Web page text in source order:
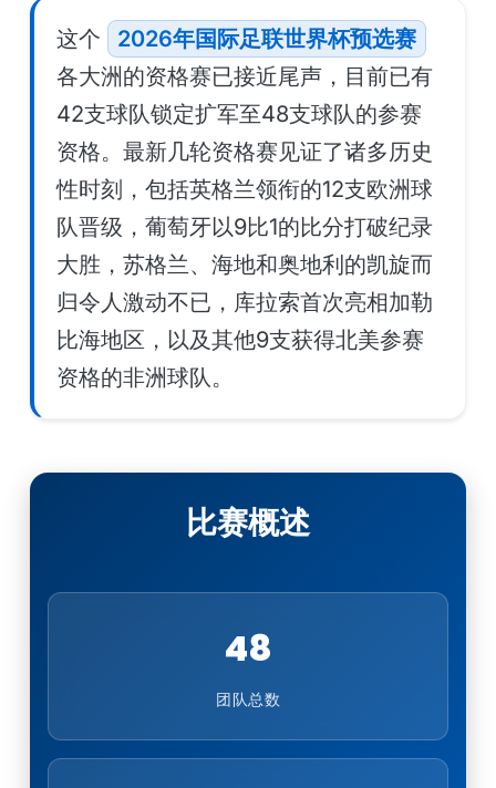
这个
2026年国际足联世界杯预选赛
各大洲的资格赛已接近尾声，目前已有
42支球队锁定扩军至48支球队的参赛
资格。最新几轮资格赛见证了诸多历史
性时刻，包括英格兰领衔的12支欧洲球
队晋级，葡萄牙以9比1的比分打破纪录
大胜，苏格兰、海地和奥地利的凯旋而
归令人激动不已，库拉索首次亮相加勒
比海地区，以及其他9支获得北美参赛
资格的非洲球队。
比赛概述
48
团队总数